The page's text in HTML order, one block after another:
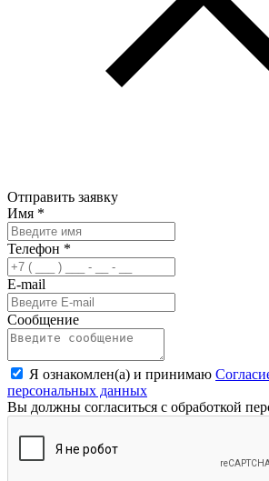
Отправить заявку
Имя *
Телефон *
E-mail
Сообщение
Я ознакомлен(а) и принимаю
персональных данных
Вы должны согласиться с обработкой